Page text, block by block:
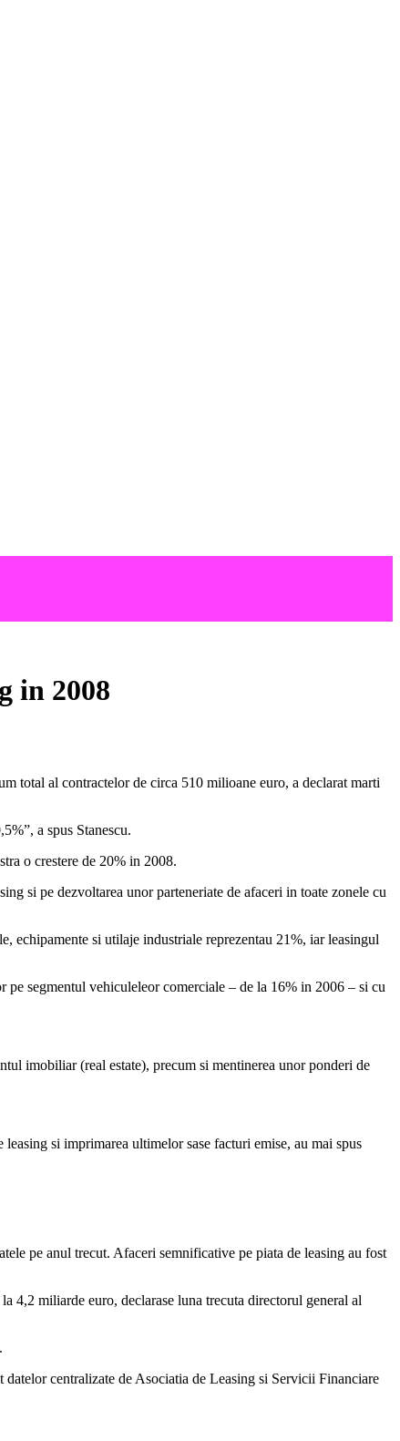
in 2008
total al contractelor de circa 510 milioane euro, a declarat marti
a spus Stanescu.
o crestere de 20% in 2008.
si pe dezvoltarea unor parteneriate de afaceri in toate zonele cu
echipamente si utilaje industriale reprezentau 21%, iar leasingul
segmentul vehiculeleor comerciale – de la 16% in 2006 – si cu
imobiliar (real estate), precum si mentinerea unor ponderi de
si imprimarea ultimelor sase facturi emise, au mai spus
pe anul trecut. Afaceri semnificative pe piata de leasing au fost
4,2 miliarde euro, declarase luna trecuta directorul general al
centralizate de Asociatia de Leasing si Servicii Financiare